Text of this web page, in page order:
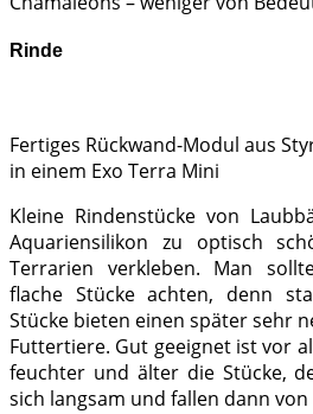
Rinde
Fertiges Rückwand-Modul aus
in einem Exo Terra Mini
Kleine Rindenstücke von
Aquariensilikon zu optisch
Terrarien verkleben. Man
flache Stücke achten, denn
Stücke bieten einen später sehr
Futtertiere. Gut geeignet ist vor
feuchter und älter die Stücke,
sich langsam und fallen dann